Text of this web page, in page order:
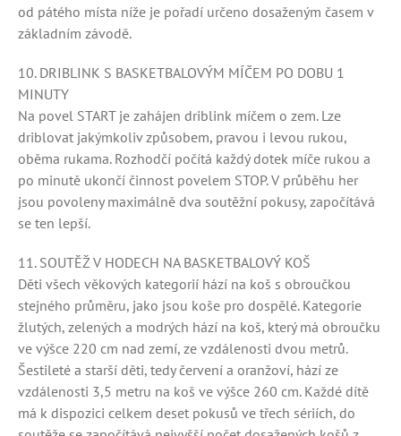
od pátého místa níže je pořadí určeno dosaženým časem v
základním závodě.
10. DRIBLINK S BASKETBALOVÝM MÍČEM PO DOBU 1
MINUTY
Na povel START je zahájen driblink míčem o zem. Lze
driblovat jakýmkoliv způsobem, pravou i levou rukou,
oběma rukama. Rozhodčí počítá každý dotek míče rukou a
po minutě ukončí činnost povelem STOP. V průběhu her
jsou povoleny maximálně dva soutěžní pokusy, započítává
se ten lepší.
11. SOUTĚŽ V HODECH NA BASKETBALOVÝ KOŠ
Děti všech věkových kategorií hází na koš s obroučkou
stejného průměru, jako jsou koše pro dospělé. Kategorie
žlutých, zelených a modrých hází na koš, který má obroučku
ve výšce 220 cm nad zemí, ze vzdálenosti dvou metrů.
Šestileté a starší děti, tedy červení a oranžoví, hází ze
vzdálenosti 3,5 metru na koš ve výšce 260 cm. Každé dítě
má k dispozici celkem deset pokusů ve třech sériích, do